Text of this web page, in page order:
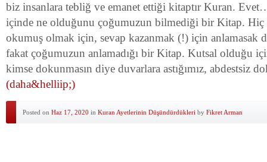
biz insanlara tebliğ ve emanet ettiği kitaptır Kuran.
içinde ne olduğunu çoğumuzun bilmediği bir Kitap. Hiç
okumuş olmak için, sevap kazanmak (!) için anlamasak
fakat çoğumuzun anlamadığı bir Kitap. Kutsal olduğu
kimse dokunmasın diye duvarlara astığımız, abdestsiz
(daha&helliip;)
Posted on Haz 17, 2020 in Kuran Ayetlerinin Düşündürdükleri by Fikret Arman